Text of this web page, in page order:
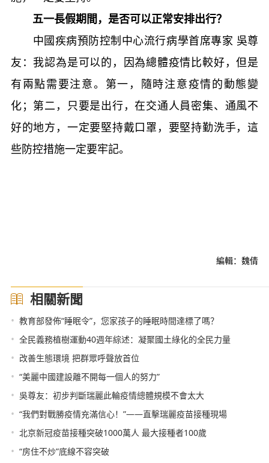
五一長假期間，是否可以正常安排出行？
中國疾病預防控制中心流行病學首席專家 吳尊
友：我認為是可以的，因為總體疫情比較好，但是
有兩點需要注意。第一，隨時注意疫情的動態變
化；第二，只要是出行，在交通人員密集、通風不
好的地方，一定要堅持戴口罩，要堅持勤洗手，這
些防控措施一定要牢記。
編輯：魏倩
相關新聞
• 教育部發佈“睡眠令”，您家孩子的睡眠時間達標了嗎？
• 全民義務植樹運動40週年綜述：凝聚國土綠化的全民力量
• 改善生態環境 把群眾呼聲放首位
• “美麗中國建設離不開每一個人的努力”
• 吳尊友：初步判斷瑞麗此輪疫情總體規模不會太大
• “我們對戰勝疫情充滿信心！”——直擊瑞麗疫苗接種現場
• 北京新冠疫苗接種突破1000萬人 最大接種者100歲
• “房住不炒”底線不容突破